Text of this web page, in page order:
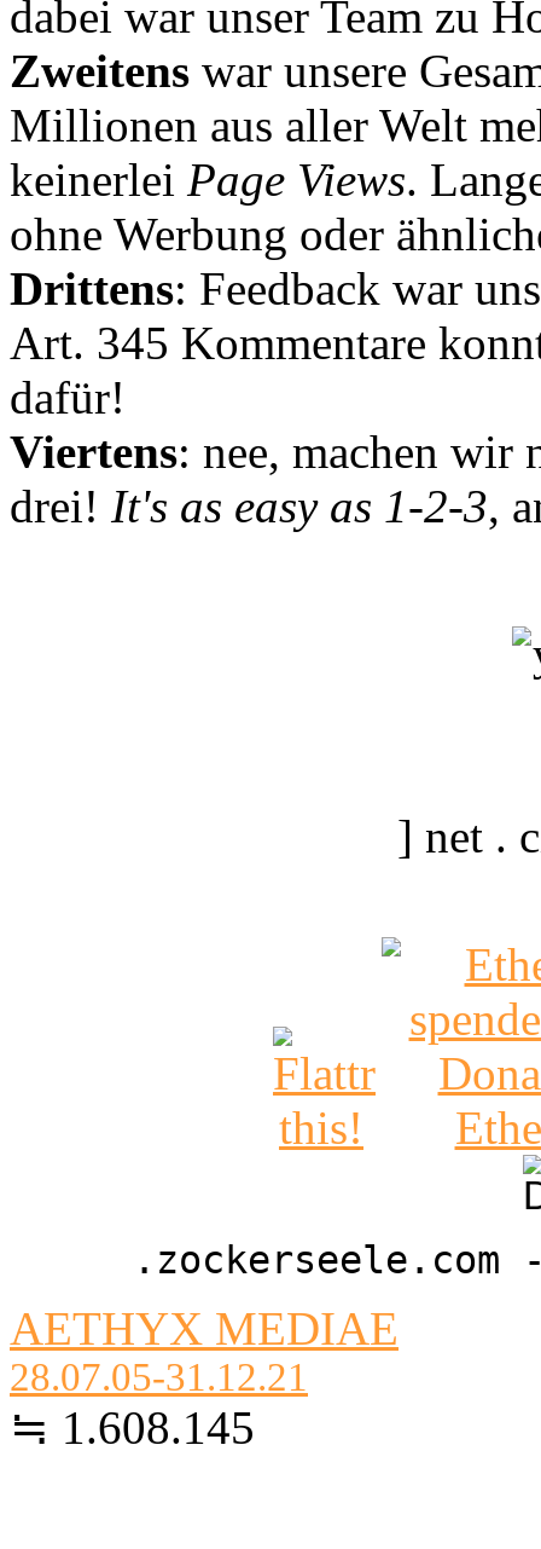
dabei war unser Team zu
Zweitens war unsere
Millionen aus aller Welt
keinerlei Page Views.
ohne Werbung oder
Drittens: Feedback war
Art. 345 Kommentare
dafür!
Viertens: nee, machen wir
drei! It's as easy as 1-2-3,
] net .
AETHYX MEDIAE
28.07.05-31.12.21
≒ 1.608.145